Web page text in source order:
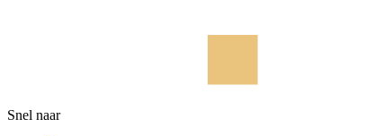
Snel naar